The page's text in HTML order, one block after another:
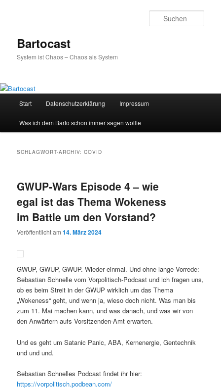
Bartocast
System ist Chaos – Chaos als System
Start Datenschutzerklärung Impressum
Was ich dem Barto schon immer sagen wollte
SCHLAGWORT-ARCHIV:COVID
GWUP-Wars Episode 4 – wie
egal ist das Thema Wokeness
im Battle um den Vorstand?
Veröffentlicht am14. März 2024
GWUP, GWUP, GWUP. Wieder einmal. Und ohne lange Vorrede:
Sebastian Schnelle vom Vorpolitisch-Podcast und ich fragen uns,
ob es beim Streit in der GWUP wirklich um das Thema
„Wokeness“ geht, und wenn ja, wieso doch nicht. Was man bis
zum 11. Mai machen kann, und was danach, und was wir von
den Anwärtern aufs Vorsitzenden-Amt erwarten.
Und es geht um Satanic Panic, ABA, Kernenergie, Gentechnik
und und und.
Sebastian Schnelles Podcast findet ihr hier:
https://vorpolitisch.podbean.com/